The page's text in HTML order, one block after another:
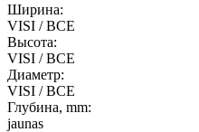
Ширина:
VISI / ВСЕ
Высота:
VISI / ВСЕ
Диаметр:
VISI / ВСЕ
Глубина, mm:
jaunas